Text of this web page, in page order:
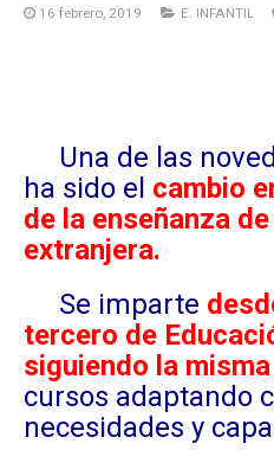
16 febrero, 2019 E. INFANTIL
Una de las
ha sido el cambio
de la enseñanza
extranjera.
Se imparte
tercero de
siguiendo la
cursos adaptando
necesidades y